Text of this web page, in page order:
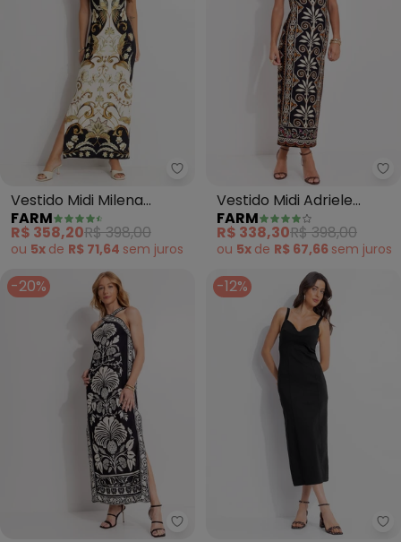
Farm - Vestido Midi Milena
Vestido Midi Milena
(Preto)
FARM
R$ 358,20R$ 398,00
ou 5x de R$ 71,64 sem juros
Vestido Midi Adriele
(Preto)
FARM
R$ 338,30R$ 398,00
ou 5x de R$ 67,66 sem juros
-20%
Farm - Vestido Midi Sintra
-12%